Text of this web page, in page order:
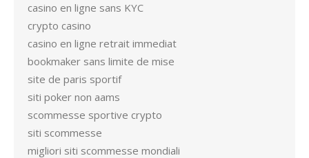
casino en ligne sans KYC
crypto casino
casino en ligne retrait immediat
bookmaker sans limite de mise
site de paris sportif
siti poker non aams
scommesse sportive crypto
siti scommesse
migliori siti scommesse mondiali